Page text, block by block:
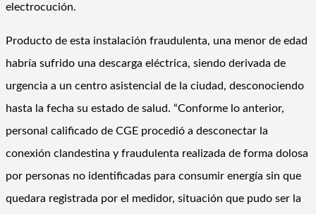
electrocución.
Producto de esta instalación fraudulenta, una menor de edad
habría sufrido una descarga eléctrica, siendo derivada de
urgencia a un centro asistencial de la ciudad, desconociendo
hasta la fecha su estado de salud. “Conforme lo anterior,
personal calificado de CGE procedió a desconectar la
conexión clandestina y fraudulenta realizada de forma dolosa
por personas no identificadas para consumir energía sin que
quedara registrada por el medidor, situación que pudo ser la